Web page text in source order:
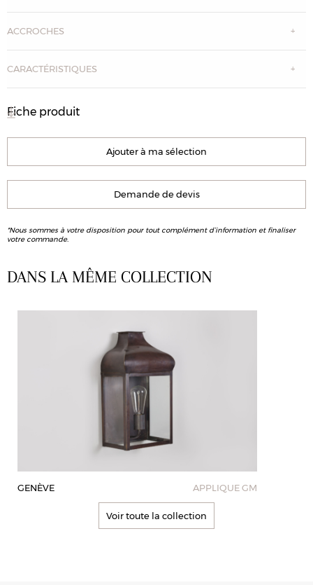
ACCROCHES
CARACTÉRISTIQUES
Fiche produit
Ajouter à ma sélection
Demande de devis
*Nous sommes à votre disposition pour tout complément d’information et finaliser
votre commande.
DANS LA MÊME COLLECTION
GENÈVE APPLIQUE GM
Voir toute la collection